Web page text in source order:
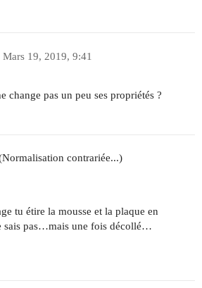
Mars 19, 2019, 9:41
change pas un peu ses propriétés ?
contrariée...)
tu étire la mousse et la plaque en
sais pas…mais une fois décollé…